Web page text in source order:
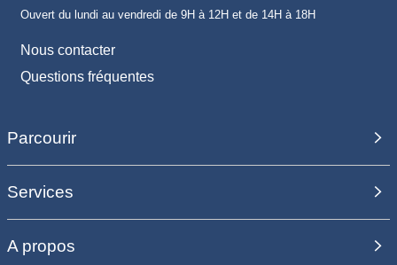
Ouvert du lundi au vendredi de 9H à 12H et de 14H à 18H
Nous contacter
Questions fréquentes
Parcourir
Services
A propos